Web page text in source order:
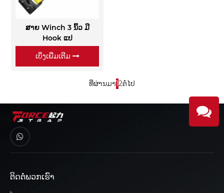
ສາຍ Winch 3 ນິ້ວ ມີ
Hook ແປ
ເບິ່ງເພີ່ມເຕີມ
ທີ່ຜ່ານມາ12ຕໍ່ໄປ
ຕິດ​ຕໍ່​ພວກ​ເຮົາ